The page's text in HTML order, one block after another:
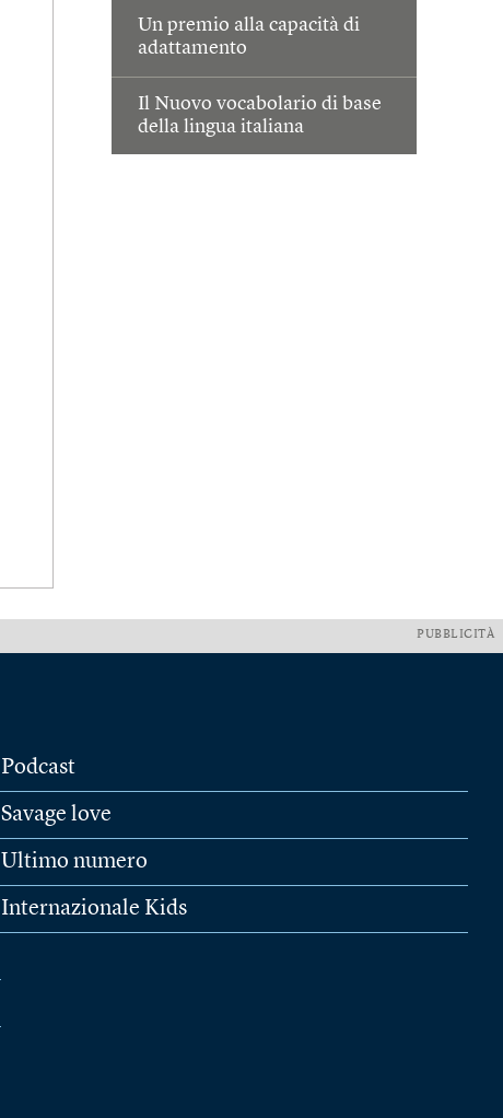
Un premio alla capacità di
adattamento
Il Nuovo vocabolario di base
della lingua italiana
PUBBLICITÀ
Podcast
Savage love
Ultimo numero
Internazionale Kids